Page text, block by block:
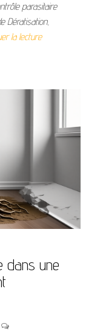
parasitaire
Dératisation,
la lecture
dans une